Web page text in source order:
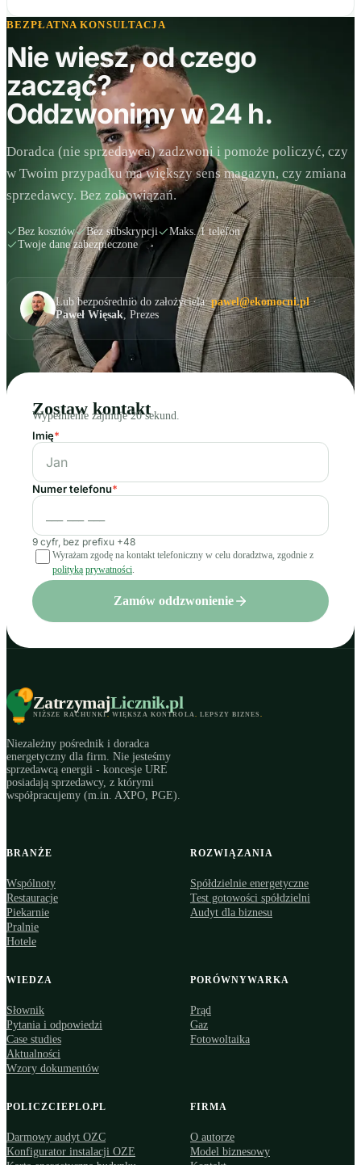
BEZPŁATNA KONSULTACJA
Nie wiesz, od czego
zacząć?
Oddzwonimy w 24 h.
Doradca (nie sprzedawca) zadzwoni i pomoże policzyć, czy
w Twoim przypadku ma większy sens magazyn, czy zmiana
sprzedawcy. Bez zobowiązań.
Bez kosztów Bez subskrypcji
Maks. 1 telefon
Twoje dane zabezpieczone
Lub bezpośrednio do założyciela:pawel@ekomocni.pl·
Paweł Więsak, Prezes
Zostaw kontakt
Wypełnienie zajmuje 20 sekund.
Imię*
Numer telefonu*
9 cyfr, bez prefixu +48
Wyrażam zgodę na kontakt telefoniczny w celu doradztwa, zgodnie z
polityką prywatności.
Zamów oddzwonienie
ZatrzymajLicznik.pl
NIŻSZE RACHUNKI. WIĘKSZA KONTROLA. LEPSZY BIZNES .
Niezależny pośrednik i doradca
energetyczny dla firm. Nie jesteśmy
sprzedawcą energii - koncesje URE
posiadają sprzedawcy, z którymi
współpracujemy (m.in. AXPO, PGE).
BRANŻE
Wspólnoty
Restauracje
Piekarnie
Pralnie
Hotele
ROZWIĄZANIA
Spółdzielnie energetyczne
Test gotowości spółdzielni
Audyt dla biznesu
WIEDZA
Słownik
Pytania i odpowiedzi
Case studies
Aktualności
Wzory dokumentów
PORÓWNYWARKA
Prąd
Gaz
Fotowoltaika
POLICZCIEPLO.PL
Darmowy audyt OZC
Konfigurator instalacji OZE
FIRMA
O autorze
Model biznesowy